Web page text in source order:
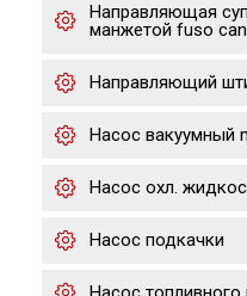
Направляющая
манжетой fuso
Направляющий
Насос вакуумный
Насос охл.
Насос подкачки